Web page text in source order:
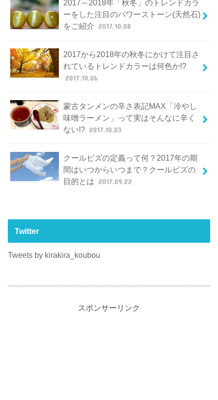
2017～2018年「秋冬」のトレンドカラ
ーをした注目のパワーストーン(天然石)
をご紹介 2017.10.08
2017から2018年の秋冬にかけて注目さ
れているトレンドカラーは何色か!?
2017.10.06
蒙古タンメンの辛さ表記MAX「冷やし
味噌ラーメン」って実はそんなに辛く
ない!? 2017.10.03
クールビズの定義って何？2017年の期
間はいつからいつまで？クールビズの
目的とは 2017.09.22
Twitter
Tweets by kirakira_koubou
スポンサーリンク